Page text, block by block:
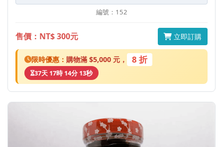
編號：152
售價：NT$ 300元 立即訂購
限時優惠： 購物滿 $5,000 元， 8 折
37天 17時 14分 13秒